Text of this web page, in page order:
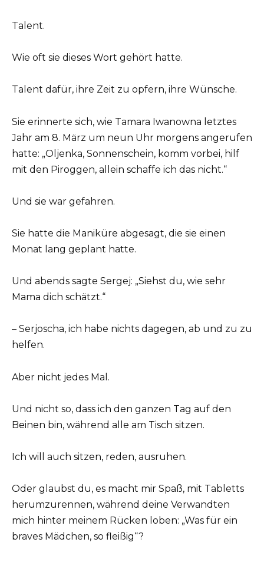
Talent.
Wie oft sie dieses Wort gehört hatte.
Talent dafür, ihre Zeit zu opfern, ihre Wünsche.
Sie erinnerte sich, wie Tamara Iwanowna letztes
Jahr am 8. März um neun Uhr morgens angerufen
hatte: „Oljenka, Sonnenschein, komm vorbei, hilf
mit den Piroggen, allein schaffe ich das nicht.“
Und sie war gefahren.
Sie hatte die Maniküre abgesagt, die sie einen
Monat lang geplant hatte.
Und abends sagte Sergej: „Siehst du, wie sehr
Mama dich schätzt.“
– Serjoscha, ich habe nichts dagegen, ab und zu zu
helfen.
Aber nicht jedes Mal.
Und nicht so, dass ich den ganzen Tag auf den
Beinen bin, während alle am Tisch sitzen.
Ich will auch sitzen, reden, ausruhen.
Oder glaubst du, es macht mir Spaß, mit Tabletts
herumzurennen, während deine Verwandten
mich hinter meinem Rücken loben: „Was für ein
braves Mädchen, so fleißig“?